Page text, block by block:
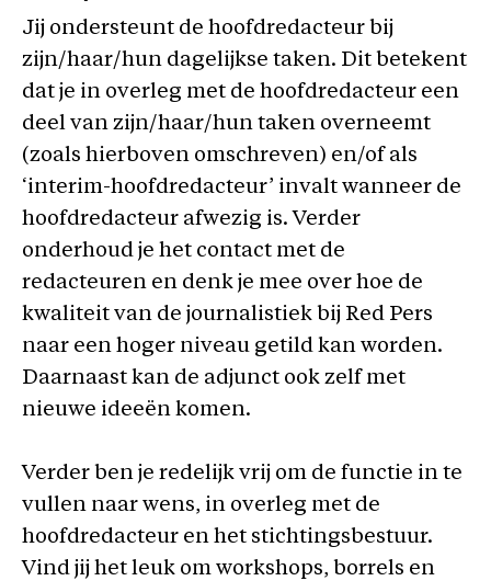
Jij ondersteunt de hoofdredacteur bij
zijn/haar/hun dagelijkse taken. Dit betekent
dat je in overleg met de hoofdredacteur een
deel van zijn/haar/hun taken overneemt
(zoals hierboven omschreven) en/of als
‘interim-hoofdredacteur’ invalt wanneer de
hoofdredacteur afwezig is. Verder
onderhoud je het contact met de
redacteuren en denk je mee over hoe de
kwaliteit van de journalistiek bij Red Pers
naar een hoger niveau getild kan worden.
Daarnaast kan de adjunct ook zelf met
nieuwe ideeën komen.
Verder ben je redelijk vrij om de functie in te
vullen naar wens, in overleg met de
hoofdredacteur en het stichtingsbestuur.
Vind jij het leuk om workshops, borrels en